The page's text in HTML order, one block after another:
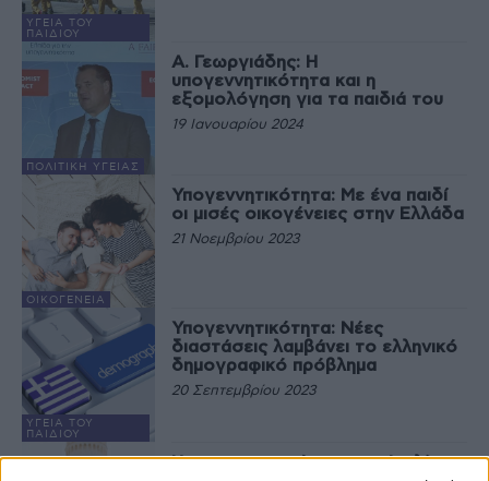
ΥΓΕΊΑ ΤΟΥ
ΠΑΙΔΙΟΎ
ΠΟΛΙΤΙΚΉ ΥΓΕΊΑΣ
Α. Γεωργιάδης: Η
υπογεννητικότητα και η
εξομολόγηση για τα παιδιά του
19 Ιανουαρίου 2024
ΟΙΚΟΓΈΝΕΙΑ
Υπογεννητικότητα: Με ένα παιδί
οι μισές οικογένειες στην Ελλάδα
21 Νοεμβρίου 2023
ΥΓΕΊΑ ΤΟΥ
ΠΑΙΔΙΟΎ
Υπογεννητικότητα: Νέες
διαστάσεις λαμβάνει το ελληνικό
δημογραφικό πρόβλημα
20 Σεπτεμβρίου 2023
Η υπογεννητικότητα της Ιταλίας –